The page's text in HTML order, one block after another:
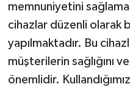
memnuniyetini
cihazlar düzenli olarak
yapılmaktadır. Bu
müşterilerin sağlığını
önemlidir.